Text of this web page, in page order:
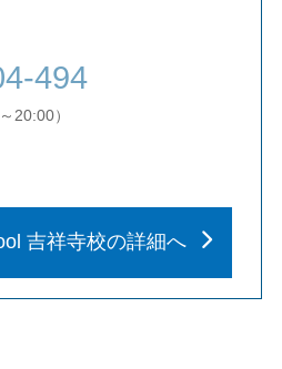
494
20:00）
吉祥寺校の詳細へ